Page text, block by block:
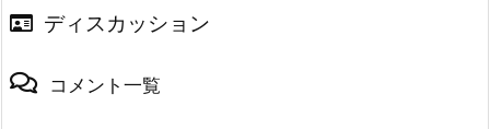
ディスカッション
コメント一覧